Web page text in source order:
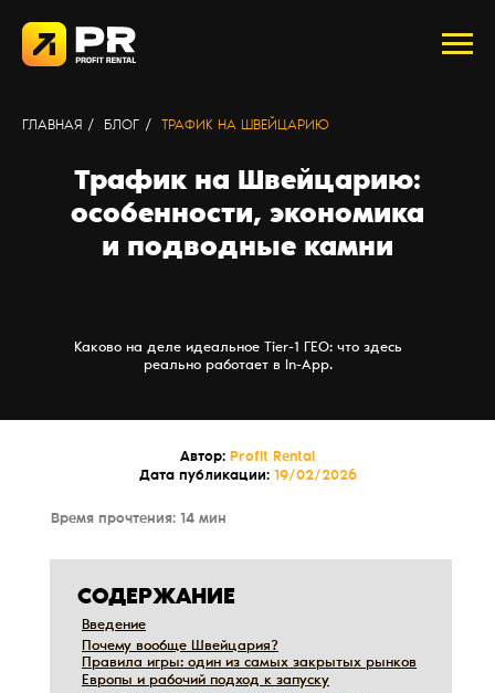
ГЛАВНАЯ / БЛОГ / ТРАФИК НА ШВЕЙЦАРИЮ
Трафик на Швейцарию:
особенности, экономика
и подводные камни
Каково на деле идеальное Tier-1 ГЕО: что здесь
реально работает в In-App.
Дата публикации:19/02/2026
Автор: Profit Rental
Время прочтения: 14 мин
СОДЕРЖАНИЕ
Правила игры: один из самых закрытых рынков
Европы и рабочий подход к запуску
Правила игры: один из самых закрытых рынков
Европы и рабочий подход к запуску
Введение
Введение
Почему вообще Швейцария?
Почему вообще Швейцария?